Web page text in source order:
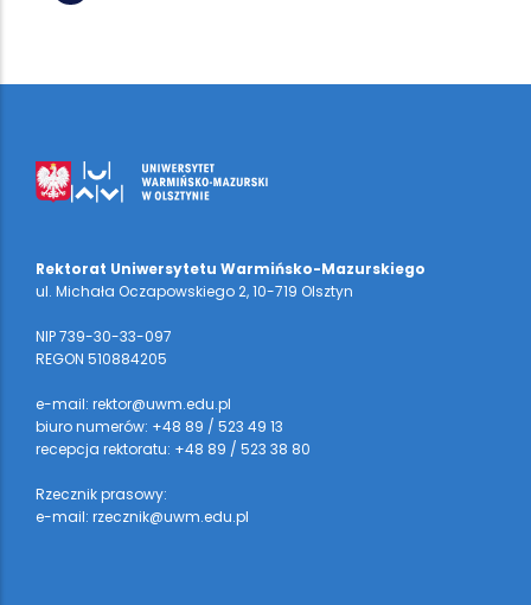
Rektorat Uniwersytetu Warmińsko-Mazurskiego
ul. Michała Oczapowskiego 2, 10-719 Olsztyn
NIP 739-30-33-097
REGON 510884205
e-mail: rektor@uwm.edu.pl
biuro numerów: +48 89 / 523 49 13
recepcja rektoratu: +48 89 / 523 38 80
Rzecznik prasowy:
e-mail: rzecznik@uwm.edu.pl